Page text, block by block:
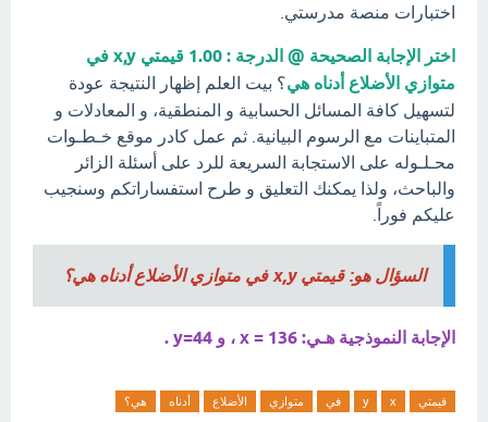
اختبارات منصة مدرستي.
اختر الإجابة الصحيحة @ الدرجة : 1.00 قيمتي x,y في
متوازي الأضلاع أدناه هي؟ بيت العلم إظهار النتيجة عودة
لتسهيل كافة المسائل الحسابية و المنطقية، و المعادلات و
المتباينات مع الرسوم البيانية. ثم عمل كادر موقع خـطـوات
محـلـوله على الاستجابة السريعة للرد على أسئلة الزائر
والباحث، ولذا يمكنك التعليق و طرح استفساراتكم وسنجيب
عليكم فوراً.
السؤال هو: قيمتي x,y في متوازي الأضلاع أدناه هي؟
الإجابة النموذجية هـي: x = 136 ، و y=44 .
قيمتي x
y في متوازي الأضلاع أدناه هي؟